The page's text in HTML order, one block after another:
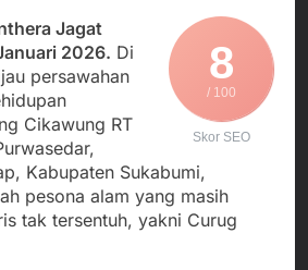
Surabaya
melalui Komite Sekolah,
Disorot karena Dinilai
Bertentangan dengan
Edaran Disdik Jabar
Ketua Umum FSP
Maritim Indonesia
Bantah Isu Mogok
Nasional TKBM: “Belum
Ada Keputusan Resmi”
Agustus 3, 2026 8
/ 100
Skor SEO
Jagat
2026. Di
persawahan
Cikawung RT
Kabupaten Sukabumi,
pesona alam yang masih
tak tersentuh, yakni Curug